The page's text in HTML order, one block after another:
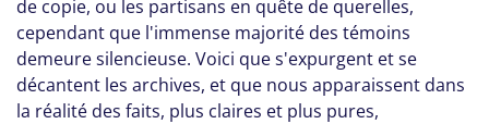
de copie, ou les partisans en quête de querelles,
cependant que l'immense majorité des témoins
demeure silencieuse. Voici que s'expurgent et se
décantent les archives, et que nous apparaissent dans
la réalité des faits, plus claires et plus pures,